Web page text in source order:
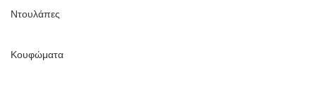
Ντουλάπες
Κουφώματα